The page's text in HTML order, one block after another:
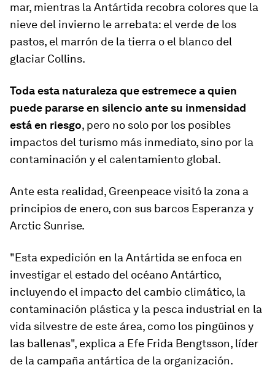
mar, mientras la Antártida recobra colores que la
nieve del invierno le arrebata: el verde de los
pastos, el marrón de la tierra o el blanco del
glaciar Collins.
Toda esta naturaleza que estremece a quien
puede pararse en silencio ante su inmensidad
está en riesgo, pero no solo por los posibles
impactos del turismo más inmediato, sino por la
contaminación y el calentamiento global.
Ante esta realidad, Greenpeace visitó la zona a
principios de enero, con sus barcos Esperanza y
Arctic Sunrise.
"Esta expedición en la Antártida se enfoca en
investigar el estado del océano Antártico,
incluyendo el impacto del cambio climático, la
contaminación plástica y la pesca industrial en la
vida silvestre de este área, como los pingüinos y
las ballenas", explica a Efe Frida Bengtsson, líder
de la campaña antártica de la organización.